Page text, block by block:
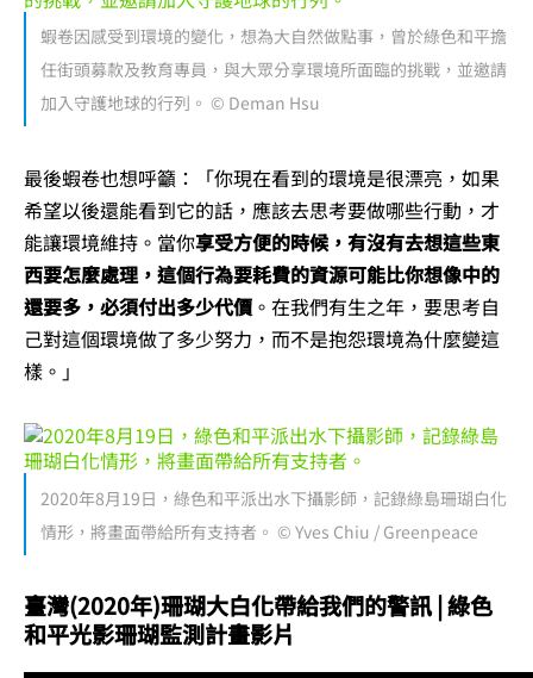
蝦卷因感受到環境的變化，想為大自然做點事，曾於綠色和平擔
任街頭募款及教育專員，與大眾分享環境所面臨的挑戰，並邀請
加入守護地球的行列。 © Deman Hsu
最後蝦卷也想呼籲：「你現在看到的環境是很漂亮，如果
希望以後還能看到它的話，應該去思考要做哪些行動，才
能讓環境維持。當你享受方便的時候，有沒有去想這些東
西要怎麼處理，這個行為要耗費的資源可能比你想像中的
還要多，必須付出多少代價 。在我們有生之年，要思考自
己對這個環境做了多少努力，而不是抱怨環境為什麼變這
樣。」
2020年8月19日，綠色和平派出水下攝影師，記錄綠島珊瑚白化
情形，將畫面帶給所有支持者。 © Yves Chiu / Greenpeace
臺灣(2020年)珊瑚大白化帶給我們的警訊 | 綠色
和平光影珊瑚監測計畫影片